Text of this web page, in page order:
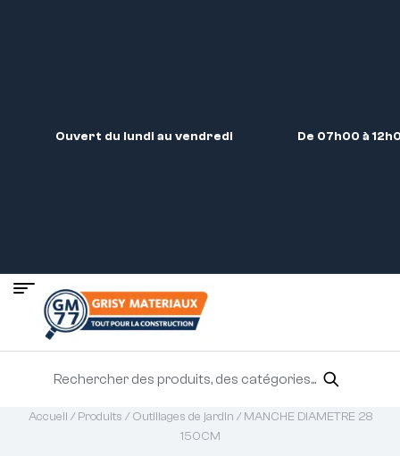
Ouvert du lundi au vendredi De 07h00 à
Accueil /Produits /Outillages de jardin / MANCHE DIAMETRE 28
150CM